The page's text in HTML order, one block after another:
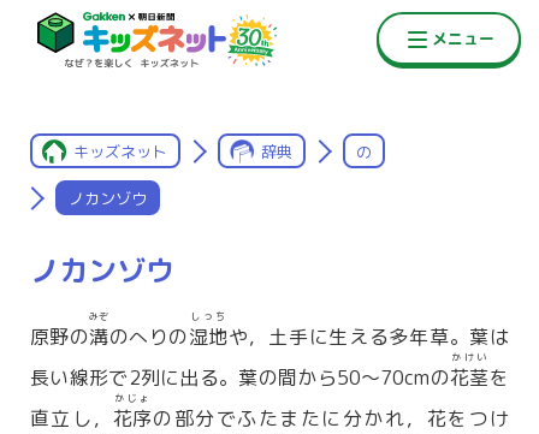
キッズネット 辞典 の
ノカンゾウ
ノカンゾウ
原野の溝
みぞ
のへりの湿地
しっち
や，土手に生える多年草。葉は
長い線形で2列に出る。葉の間から50〜70cmの花茎
かけい
を
直立し， 花序
かじょ
の部分でふたまたに分かれ，花をつけ